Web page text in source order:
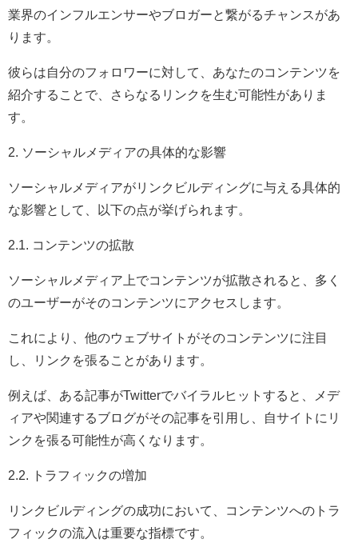
業界のインフルエンサーやブロガーと繋がるチャンスがあ
ります。
彼らは自分のフォロワーに対して、あなたのコンテンツを
紹介することで、さらなるリンクを生む可能性がありま
す。
2. ソーシャルメディアの具体的な影響
ソーシャルメディアがリンクビルディングに与える具体的
な影響として、以下の点が挙げられます。
2.1. コンテンツの拡散
ソーシャルメディア上でコンテンツが拡散されると、多く
のユーザーがそのコンテンツにアクセスします。
これにより、他のウェブサイトがそのコンテンツに注目
し、リンクを張ることがあります。
例えば、ある記事がTwitterでバイラルヒットすると、メデ
ィアや関連するブログがその記事を引用し、自サイトにリ
ンクを張る可能性が高くなります。
2.2. トラフィックの増加
リンクビルディングの成功において、コンテンツへのトラ
フィックの流入は重要な指標です。